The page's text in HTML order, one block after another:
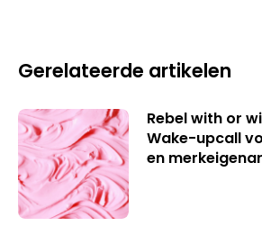
Gerelateerde artikelen
Rebel with or
Wake-upcall
en